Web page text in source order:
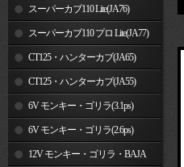
スーパーカブ110 Lite(JA76)
スーパーカブ110 プロ Lite(JA77)
CT125・ハンターカブ(JA65)
CT125・ハンターカブ(JA55)
6V モンキー・ゴリラ(3.1ps)
6V モンキー・ゴリラ(2.6ps)
12V モンキー・ゴリラ・BAJA